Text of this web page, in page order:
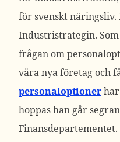
för svenskt
Industristrategin.
frågan om
våra nya företag och
personaloptioner
hoppas han går
Finansdepartementet.